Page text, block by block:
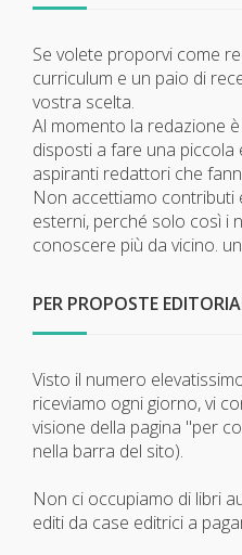
Se volete proporvi come
curriculum e un paio di
vostra scelta.
Al momento la redazione
disposti a fare una
aspiranti redattori che
Non accettiamo
esterni, perché solo così i
conoscere più da vicino.
PER PROPOSTE
Visto il numero
riceviamo ogni giorno, vi
visione della pagina "per
nella barra del sito).
Non ci occupiamo di libri
editi da case editrici a